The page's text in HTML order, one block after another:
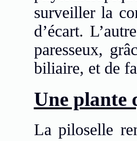
surveiller la
d’écart.
paresseux,
biliaire, et de
Une plante
La piloselle